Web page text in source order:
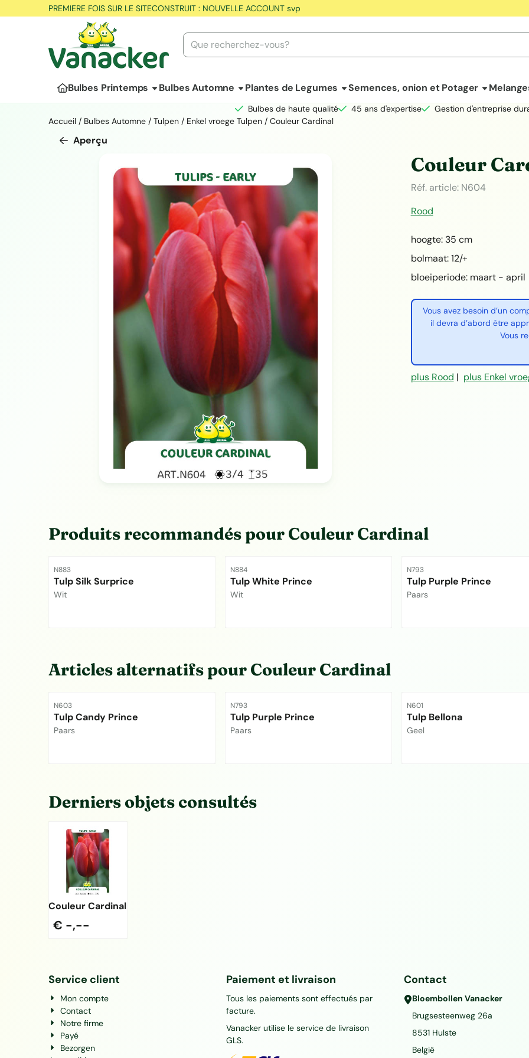
Les préférences de cookies sont actuellement fermées.
PREMIERE FOIS SUR LE SITECONSTRUIT : NOUVELLE ACCOUNT svp
Rechercher
Bulbes Printemps Bulbes Automne Plantes de Legumes Semences, onion et Potager
Bulbes de haute qualité 45 ans d'expertise
Gestion d'entreprise
Accueil / Bulbes Automne / Tulpen / Enkel vroege Tulpen / Couleur Cardinal
Aperçu
Couleur
Réf. article: N604
Rood
hoogte: 35 cm
bolmaat: 12/+
bloeiperiode: maart - april
Vous avez besoin d’un
il devra d’abord être
Vous
plus Rood | plus Enkel
Produits recommandés pour Couleur Cardinal
Référence
N883
Tulp Silk Surprice
Marque :
Wit
Référence
N884
Tulp White Prince
Marque :
Wit
Référence
N793
Tulp Purple Prince
Marque :
Paars
Articles alternatifs pour Couleur Cardinal
Référence
N603
Tulp Candy Prince
Marque :
Paars
Référence
N793
Tulp Purple Prince
Marque :
Paars
Référence
N601
Tulp Bellona
Marque :
Geel
Derniers objets consultés
Couleur Cardinal
€ -,--
Service client
Mon compte
Contact
Notre firme
Payé
Bezorgen
Paiement et livraison
Tous les paiements sont effectués par
facture.
Vanacker utilise le service de livraison
GLS.
Contact
Bloembollen Vanacker
Brugsesteenweg 26a
8531 Hulste
België